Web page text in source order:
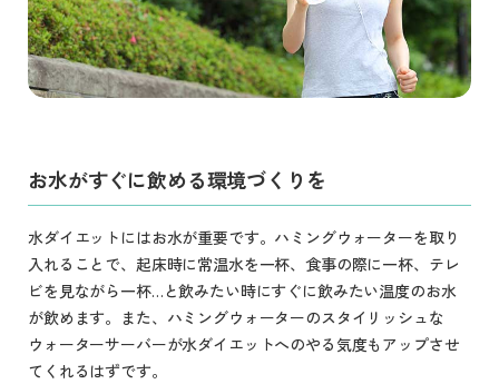
お水がすぐに飲める環境づくりを
水ダイエットにはお水が重要です。ハミングウォーターを取り
入れることで、起床時に常温水を一杯、食事の際に一杯、テレ
ビを見ながら一杯…と飲みたい時にすぐに飲みたい温度のお水
が飲めます。また、ハミングウォーターのスタイリッシュな
ウォーターサーバーが水ダイエットへのやる気度もアップさせ
てくれるはずです。